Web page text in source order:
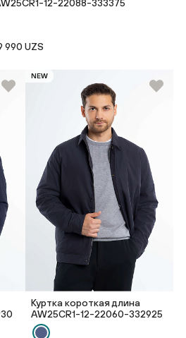
12-22088-333375
990 UZS
NEW
Куртка короткая длина
AW25CR1-12-22060-332925